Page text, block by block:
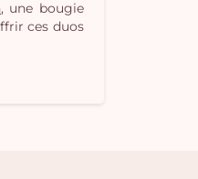
, une bougie
ces duos